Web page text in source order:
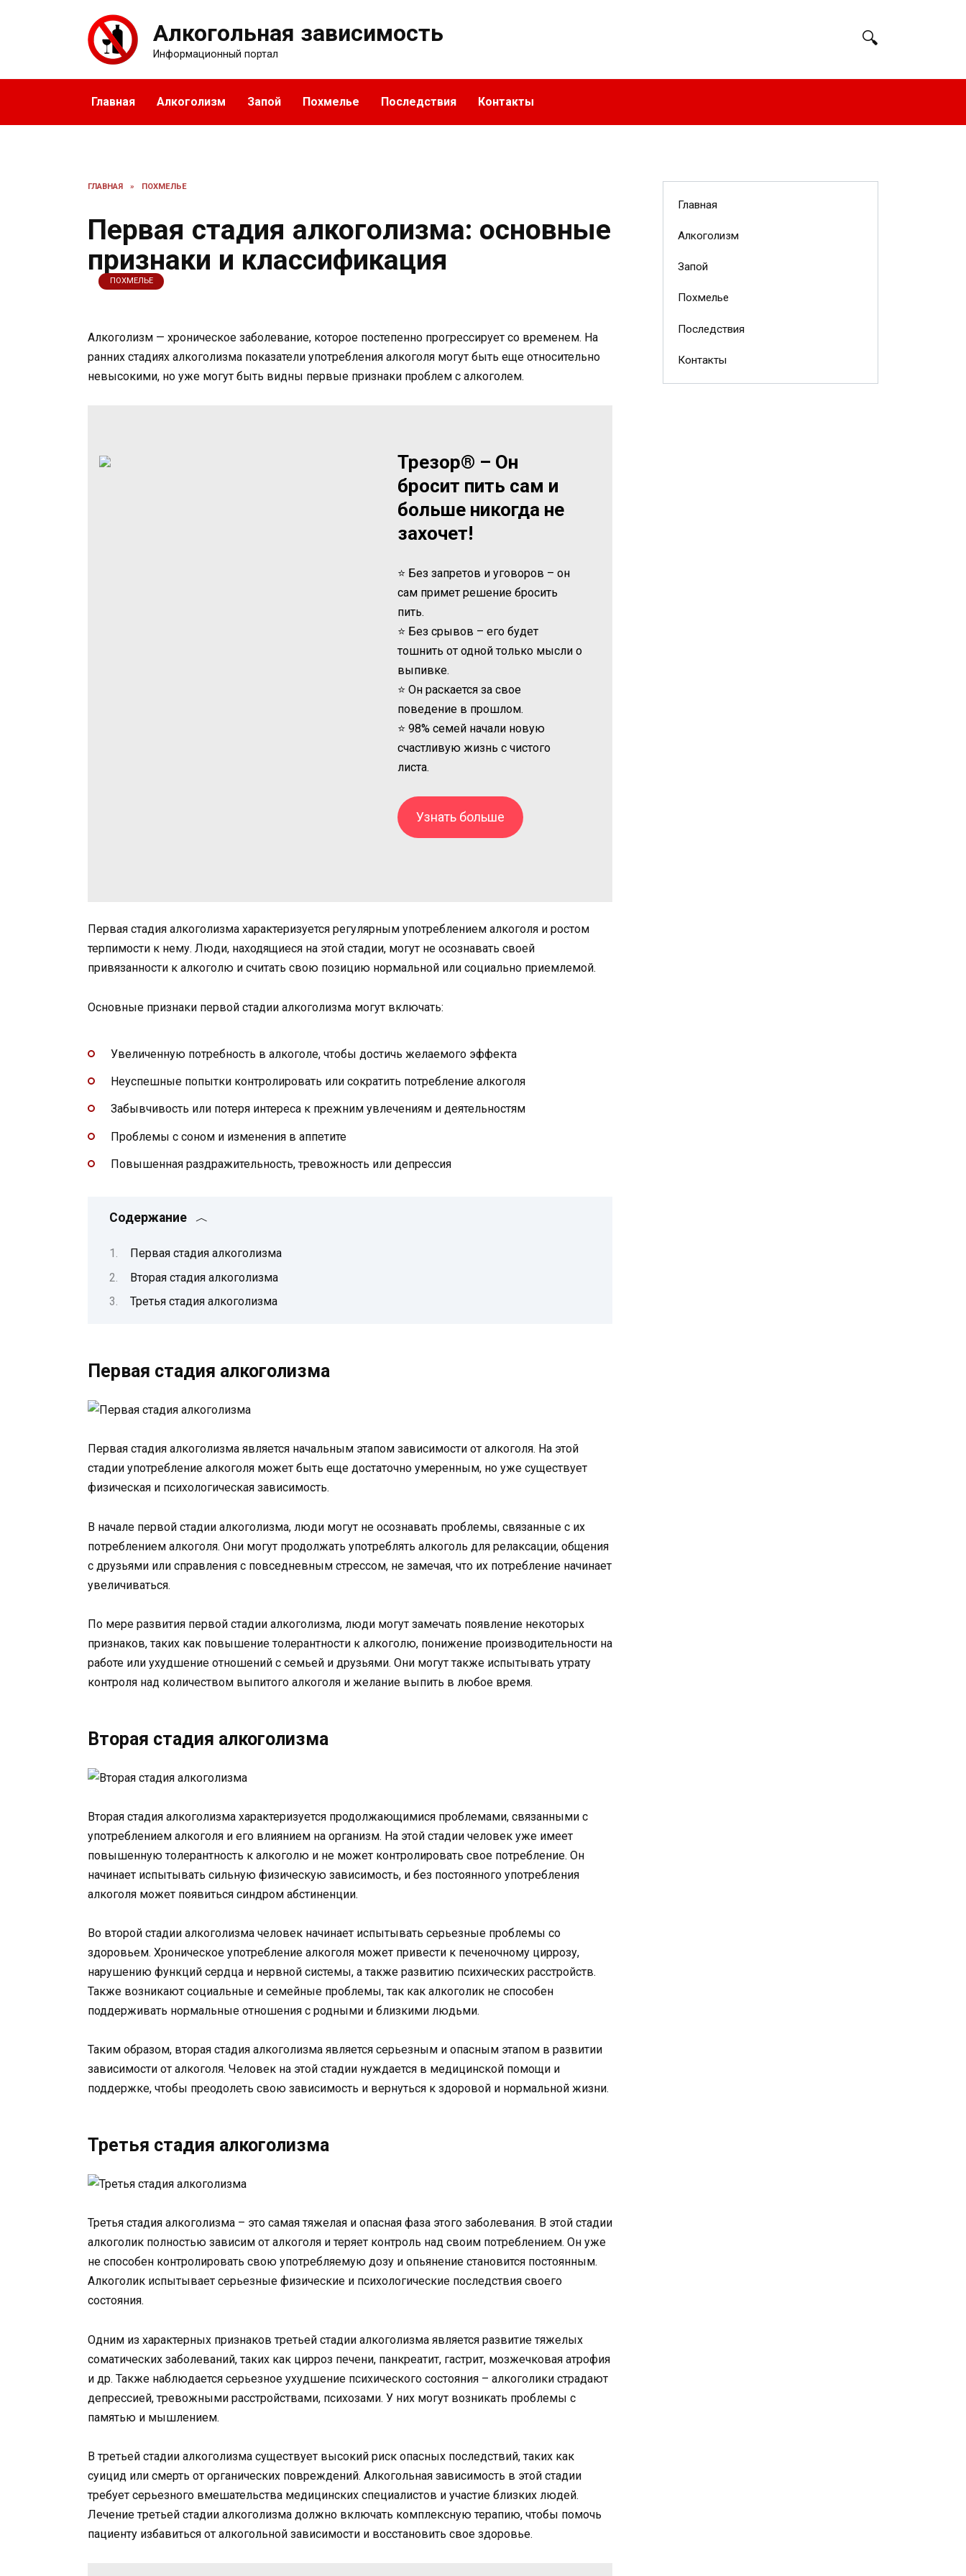
Алкогольная зависимость
Информационный портал
Главная Алкоголизм Запой Похмелье Последствия Контакты
ГЛАВНАЯ » ПОХМЕЛЬЕ
Первая стадия алкоголизма: основные
признаки и классификация
ПОХМЕЛЬЕ
Алкоголизм — хроническое заболевание, которое постепенно прогрессирует со временем. На
ранних стадиях алкоголизма показатели употребления алкоголя могут быть еще относительно
невысокими, но уже могут быть видны первые признаки проблем с алкоголем.
Трезор® – Он
бросит пить сам и
больше никогда не
захочет!
⭐ Без запретов и уговоров – он
сам примет решение бросить
пить.
⭐ Без срывов – его будет
тошнить от одной только мысли о
выпивке.
⭐ Он раскается за свое
поведение в прошлом.
⭐ 98% семей начали новую
счастливую жизнь с чистого
листа.
Узнать больше
Первая стадия алкоголизма характеризуется регулярным употреблением алкоголя и ростом
терпимости к нему. Люди, находящиеся на этой стадии, могут не осознавать своей
привязанности к алкоголю и считать свою позицию нормальной или социально приемлемой.
Основные признаки первой стадии алкоголизма могут включать:
Увеличенную потребность в алкоголе, чтобы достичь желаемого эффекта
Неуспешные попытки контролировать или сократить потребление алкоголя
Забывчивость или потеря интереса к прежним увлечениям и деятельностям
Проблемы с соном и изменения в аппетите
Повышенная раздражительность, тревожность или депрессия
Содержание
Первая стадия алкоголизма
Вторая стадия алкоголизма
Третья стадия алкоголизма
Первая стадия алкоголизма
Первая стадия алкоголизма является начальным этапом зависимости от алкоголя. На этой
стадии употребление алкоголя может быть еще достаточно умеренным, но уже существует
физическая и психологическая зависимость.
В начале первой стадии алкоголизма, люди могут не осознавать проблемы, связанные с их
потреблением алкоголя. Они могут продолжать употреблять алкоголь для релаксации, общения
с друзьями или справления с повседневным стрессом, не замечая, что их потребление начинает
увеличиваться.
По мере развития первой стадии алкоголизма, люди могут замечать появление некоторых
признаков, таких как повышение толерантности к алкоголю, понижение производительности на
работе или ухудшение отношений с семьей и друзьями. Они могут также испытывать утрату
контроля над количеством выпитого алкоголя и желание выпить в любое время.
Вторая стадия алкоголизма
Вторая стадия алкоголизма характеризуется продолжающимися проблемами, связанными с
употреблением алкоголя и его влиянием на организм. На этой стадии человек уже имеет
повышенную толерантность к алкоголю и не может контролировать свое потребление. Он
начинает испытывать сильную физическую зависимость, и без постоянного употребления
алкоголя может появиться синдром абстиненции.
Во второй стадии алкоголизма человек начинает испытывать серьезные проблемы со
здоровьем. Хроническое употребление алкоголя может привести к печеночному циррозу,
нарушению функций сердца и нервной системы, а также развитию психических расстройств.
Также возникают социальные и семейные проблемы, так как алкоголик не способен
поддерживать нормальные отношения с родными и близкими людьми.
Таким образом, вторая стадия алкоголизма является серьезным и опасным этапом в развитии
зависимости от алкоголя. Человек на этой стадии нуждается в медицинской помощи и
поддержке, чтобы преодолеть свою зависимость и вернуться к здоровой и нормальной жизни.
Третья стадия алкоголизма
Третья стадия алкоголизма – это самая тяжелая и опасная фаза этого заболевания. В этой стадии
алкоголик полностью зависим от алкоголя и теряет контроль над своим потреблением. Он уже
не способен контролировать свою употребляемую дозу и опьянение становится постоянным.
Алкоголик испытывает серьезные физические и психологические последствия своего
состояния.
Одним из характерных признаков третьей стадии алкоголизма является развитие тяжелых
соматических заболеваний, таких как цирроз печени, панкреатит, гастрит, мозжечковая атрофия
и др. Также наблюдается серьезное ухудшение психического состояния – алкоголики страдают
депрессией, тревожными расстройствами, психозами. У них могут возникать проблемы с
памятью и мышлением.
В третьей стадии алкоголизма существует высокий риск опасных последствий, таких как
суицид или смерть от органических повреждений. Алкогольная зависимость в этой стадии
требует серьезного вмешательства медицинских специалистов и участие близких людей.
Лечение третьей стадии алкоголизма должно включать комплексную терапию, чтобы помочь
пациенту избавиться от алкогольной зависимости и восстановить свое здоровье.
Главная
Алкоголизм
Запой
Похмелье
Последствия
Контакты